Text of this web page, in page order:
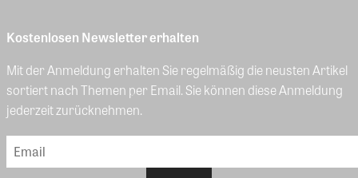
Kostenlosen Newsletter erhalten
Mit der Anmeldung erhalten Sie regelmäßig die neusten Artikel
sortiert nach Themen per Email. Sie können diese Anmeldung
jederzeit zurücknehmen.